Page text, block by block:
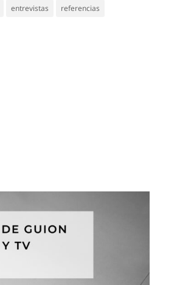
entrevistas referencias